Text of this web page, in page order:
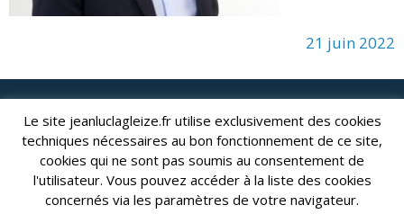
21 juin 2022
Jean-Luc LAGLEIZE - e-mail : lagleize2024@gmail.com
Mentions Légales- Copyright © 2024. Tous droits réservés.
Le site jeanluclagleize.fr utilise exclusivement des cookies
techniques nécessaires au bon fonctionnement de ce site,
cookies qui ne sont pas soumis au consentement de
l'utilisateur. Vous pouvez accéder à la liste des cookies
concernés via les paramètres de votre navigateur.